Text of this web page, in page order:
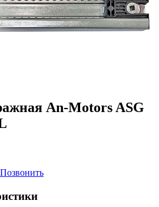
An-Motors ASG
Позвонить